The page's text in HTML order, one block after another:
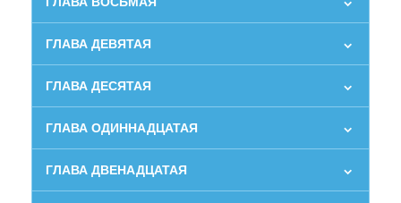
ГЛАВА ДЕВЯТАЯ
ГЛАВА ДЕСЯТАЯ
ГЛАВА ОДИННАДЦАТАЯ
ГЛАВА ДВЕНАДЦАТАЯ